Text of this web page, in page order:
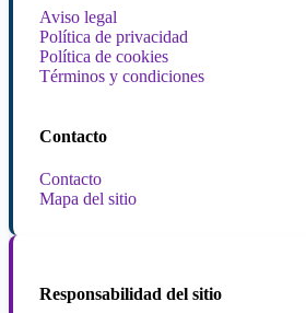
Aviso legal
Política de privacidad
Política de cookies
Términos y condiciones
Contacto
Contacto
Mapa del sitio
Responsabilidad del sitio